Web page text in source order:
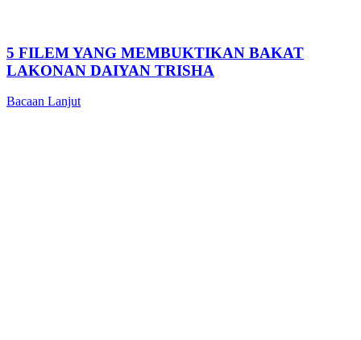
5 FILEM YANG MEMBUKTIKAN BAKAT
LAKONAN DAIYAN TRISHA
Bacaan Lanjut